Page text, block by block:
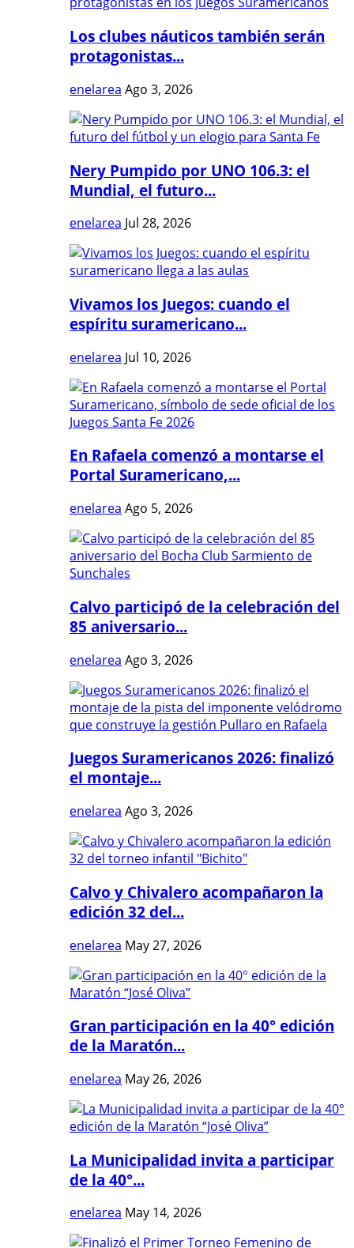
Los clubes náuticos también serán
protagonistas...
enelarea Ago 3, 2026
Nery Pumpido por UNO 106.3: el
Mundial, el futuro...
enelarea Jul 28, 2026
Vivamos los Juegos: cuando el
espíritu suramericano...
enelarea Jul 10, 2026
En Rafaela comenzó a montarse el
Portal Suramericano,...
enelarea Ago 5, 2026
Calvo participó de la celebración del
85 aniversario...
enelarea Ago 3, 2026
Juegos Suramericanos 2026: finalizó
el montaje...
enelarea Ago 3, 2026
Calvo y Chivalero acompañaron la
edición 32 del...
enelarea May 27, 2026
Gran participación en la 40° edición
de la Maratón...
enelarea May 26, 2026
La Municipalidad invita a participar
de la 40°...
enelarea May 14, 2026